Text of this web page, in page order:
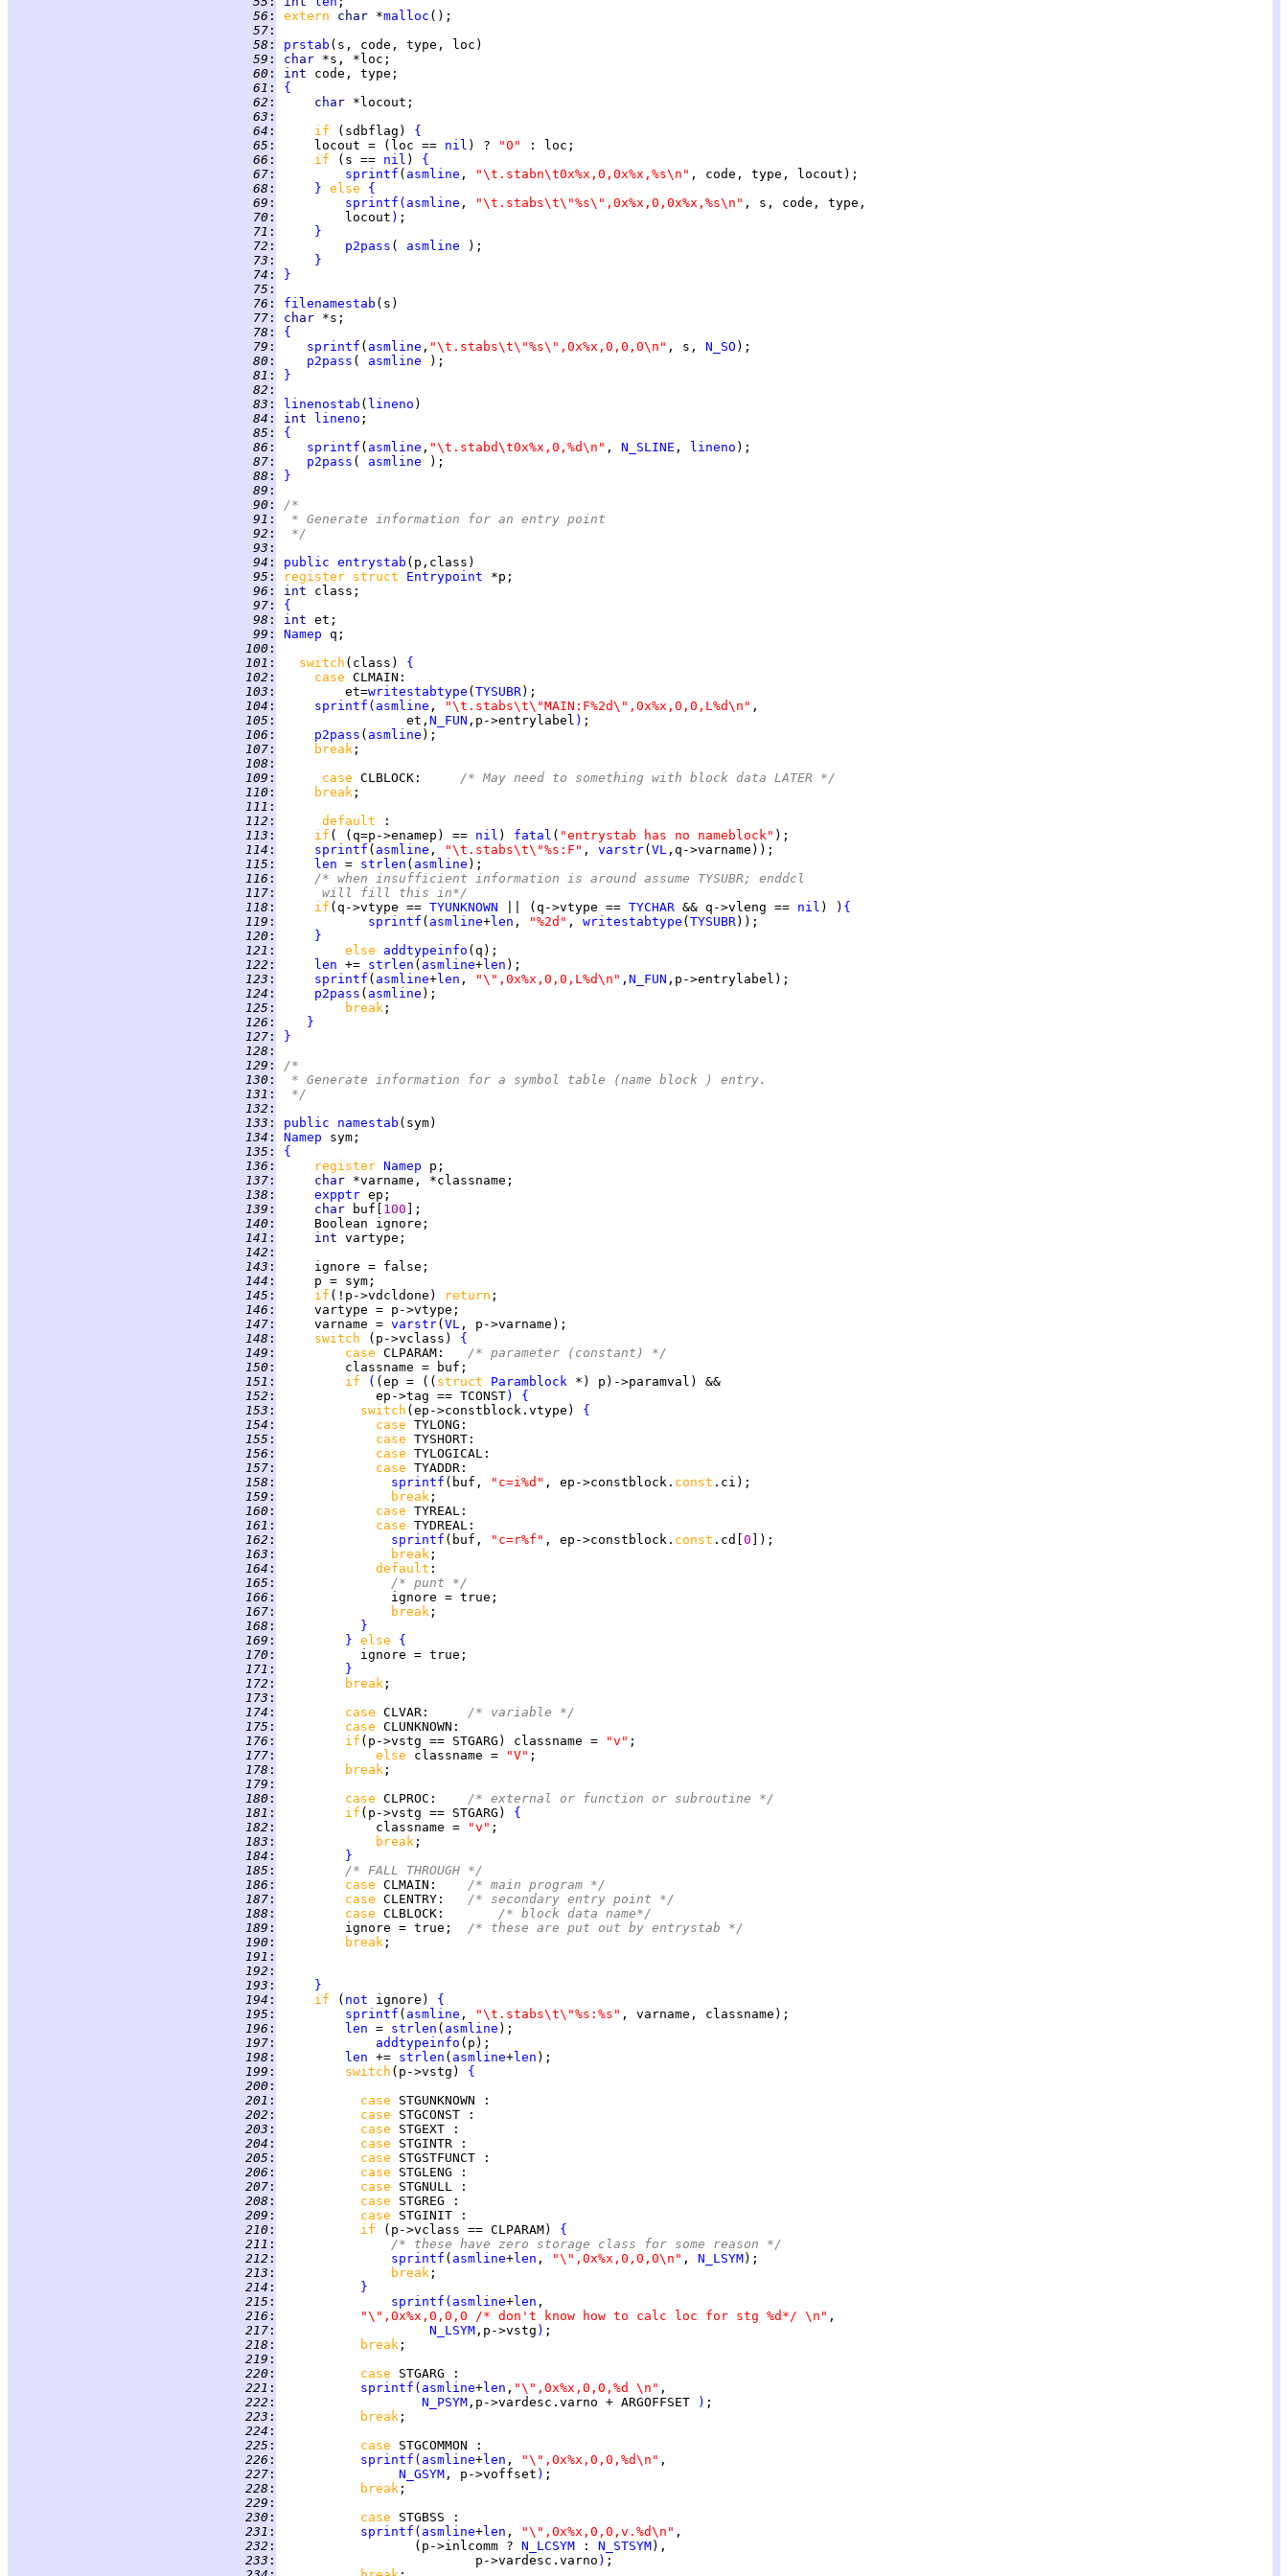
  56
: extern char *malloc
  57
:
  58
: prstab
  59
: char
  60
: int
  61
:
{
  62
: char
  63
:
  64
: if (sdbflag) {
  65
:
     locout = (loc ==
nil ) ? "0"
  66
: if (s == nil ) {
  67
: sprintf ( asmline , "\t.stabn\t0x%x,0,0x%x,%s\n"
  68
: } else {
  69
: sprintf ( asmline , "\t.stabs\t\"%s\",0x%x,0,0x%x,%s\n"
  70
:
         locout
)
  71
:
}
  72
: p2pass ( asmline
  73
:
}
  74
:
}
  75
:
  76
: filenamestab
  77
: char
  78
:
{
  79
: sprintf ( asmline , "\t.stabs\t\"%s\",0x%x,0,0,0\n" , s, N_SO
  80
: p2pass ( asmline
  81
:
}
  82
:
  83
: linenostab ( lineno
  84
: int lineno
  85
:
{
  86
: sprintf ( asmline , "\t.stabd\t0x%x,0,%d\n" , N_SLINE , lineno
  87
: p2pass ( asmline
  88
:
}
  89
:
  90
:
/*
  91
:
* Generate information for an entry point
  92
:
*/
  93
:
  94
: public entrystab
  95
: register struct Entrypoint
  96
: int
  97
:
{
  98
: int
  99
: Namep
100 :
101 : switch (class) {
102 : case CLMAIN
103 :
         et=
writestabtype ( TYSUBR
104 : sprintf ( asmline , "\t.stabs\t\"MAIN:F%2d\",0x%x,0,0,L%d\n"
105 :
                 et,
N_FUN ,p->entrylabel )
106 : p2pass ( asmline
107 : break
108 :
109 : case CLBLOCK :
/* May need to something with block data LATER */
110 : break
111 :
112 : default
113 : if ( (q=p->enamep) == nil ) fatal ( "entrystab has no nameblock"
114 : sprintf ( asmline , "\t.stabs\t\"%s:F" , varstr( VL
115 : len = strlen ( asmline
116 :
/* when insufficient information is around assume TYSUBR; enddcl
117 :
	   will fill this in*/
118 : if (q->vtype == TYUNKNOWN || (q->vtype == TYCHAR && q->vleng == nil ) ) {
119 : sprintf ( asmline+len , "%2d" , writestabtype ( TYSUBR
120 :
}
121 : else addtypeinfo
122 : len += strlen ( asmline+len
123 : sprintf ( asmline+len , "\",0x%x,0,0,L%d\n" , N_FUN
124 : p2pass ( asmline
125 : break
126 :
}
127 :
}
128 :
129 :
/*
130 :
* Generate information for a symbol table (name block ) entry.
131 :
*/
132 :
133 : public namestab
134 : Namep
135 :
{
136 : register Namep
137 : char
138 : expptr
139 : char buf[ 100
140 :
141 : int
142 :
143 :
144 :
145 : if (!p->vdcldone) return
146 :
147 :
     varname =
varstr( VL
148 : switch (p->vclass) {
149 : case CLPARAM :
/* parameter (constant) */
150 :
151 : if ( (ep = (( struct Paramblock
152 :
             ep->tag == TCONST
)
{
153 : switch (ep->constblock.vtype) {
154 : case TYLONG
155 : case TYSHORT
156 : case TYLOGICAL
157 : case TYADDR
158 : sprintf (buf, "c=i%d" , ep->constblock. const
159 : break
160 : case TYREAL
161 : case TYDREAL
162 : sprintf (buf, "c=r%f" , ep->constblock. const .cd[ 0
163 : break
164 : default
165 :
/* punt */
166 :
167 : break
168 :
}
169 : } else {
170 :
171 :
}
172 : break
173 :
174 : case CLVAR :
/* variable */
175 : case CLUNKNOWN
176 : if (p->vstg == STGARG) classname = "v"
177 : else classname = "V"
178 : break
179 :
180 : case CLPROC :
/* external or function or subroutine */
181 : if (p->vstg == STGARG) {
182 :
             classname =
"v"
183 : break
184 :
}
185 :
/* FALL THROUGH */
186 : case CLMAIN :
/* main program */
187 : case CLENTRY :
/* secondary entry point */
188 : case CLBLOCK :
/* block data name*/
189 :
         ignore = true;
/* these are put out by entrystab */
190 : break
191 :
192 :
193 :
}
194 : if ( not ignore) {
195 : sprintf ( asmline , "\t.stabs\t\"%s:%s"
196 : len = strlen ( asmline
197 : addtypeinfo
198 : len += strlen ( asmline+len
199 : switch (p->vstg) {
200 :
201 : case STGUNKNOWN
202 : case STGCONST
203 : case STGEXT
204 : case STGINTR
205 : case STGSTFUNCT
206 : case STGLENG
207 : case STGNULL
208 : case STGREG
209 : case STGINIT
210 : if (p->vclass == CLPARAM) {
211 :
/* these have zero storage class for some reason */
212 : sprintf ( asmline+len , "\",0x%x,0,0,0\n" , N_LSYM
213 : break
214 :
}
215 : sprintf ( asmline+len
216 : "\",0x%x,0,0,0 /* don't know how to calc loc for stg %d*/ \n"
217 : N_LSYM ,p->vstg )
218 : break
219 :
220 : case STGARG
221 : sprintf ( asmline+len , "\",0x%x,0,0,%d \n"
222 : N_PSYM ,p->vardesc.varno + ARGOFFSET )
223 : break
224 :
225 : case STGCOMMON
226 : sprintf ( asmline+len , "\",0x%x,0,0,%d\n"
227 : N_GSYM , p->voffset )
228 : break
229 :
230 : case STGBSS
231 : sprintf ( asmline+len , "\",0x%x,0,0,v.%d\n"
232 :
                  (p->inlcomm ?
N_LCSYM : N_STSYM
233 :
                          p->vardesc.varno
)